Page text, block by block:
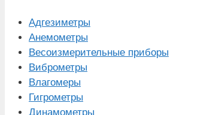
Адгезиметры
Анемометры
Весоизмерительные приборы
Виброметры
Влагомеры
Гигрометры
Динамометры